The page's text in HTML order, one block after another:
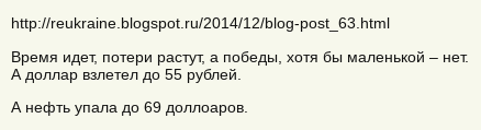
http://reukraine.blogspot.ru/2014/12/blog-post_63.html
Время идет, потери растут, а победы, хотя бы маленькой – нет.
А доллар взлетел до 55 рублей.
А нефть упала до 69 доллоаров.